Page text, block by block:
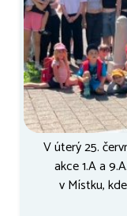
V úterý 25.
akce 1.A a
v Místku,